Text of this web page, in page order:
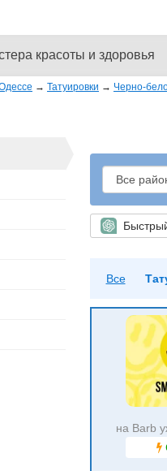
красоты и здоровья
→ Татуировки → Черно-
Все
на Barb